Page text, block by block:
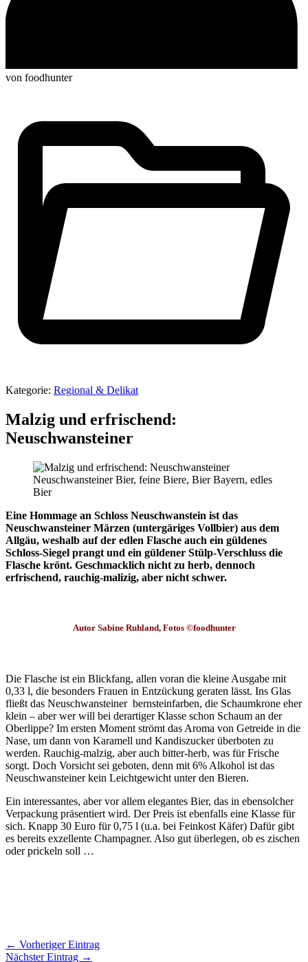
von foodhunter
Kategorie: Regional & Delikat
Malzig und erfrischend:
Neuschwansteiner
Neuschwansteiner Bier, feine Biere, Bier Bayern, edles
Bier
Eine Hommage an Schloss Neuschwanstein ist das
Neuschwansteiner Märzen (untergäriges Vollbier) aus dem
Allgäu, weshalb auf der edlen Flasche auch ein güldenes
Schloss-Siegel prangt und ein güldener Stülp-Verschluss die
Flasche krönt. Geschmacklich nicht zu herb, dennoch
erfrischend, rauchig-malizig, aber nicht schwer.
Autor Sabine Ruhland, Fotos ©foodhunter
Die Flasche ist ein Blickfang, allen voran die kleine Ausgabe mit
0,33 l, die besonders Frauen in Entzückung geraten lässt. Ins Glas
fließt das Neuschwansteiner bernsteinfarben, die Schaumkrone eher
klein – aber wer will bei derartiger Klasse schon Schaum an der
Oberlippe? Im ersten Moment strömt das Aroma von Getreide in die
Nase, um dann von Karamell und Kandiszucker überboten zu
werden. Rauchig-malzig, aber auch bitter-herb, was für Frische
sorgt. Doch Vorsicht sei geboten, denn mit 6% Alkohol ist das
Neuschwansteiner kein Leichtgewicht unter den Bieren.
Ein interessantes, aber vor allem elegantes Bier, das in ebensolcher
Verpackung präsentiert wird. Der Preis ist ebenfalls eine Klasse für
sich. Knapp 30 Euro für 0,75 l (u.a. bei Feinkost Käfer) Dafür gibt
es bereits exzellente Champagner. Also gut überlegen, ob es zischen
oder prickeln soll …
← Vorheriger Eintrag
Nächster Eintrag →